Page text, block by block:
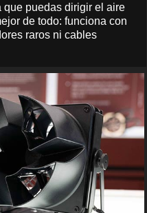
puedas dirigir el aire
de todo: funciona con
raros ni cables